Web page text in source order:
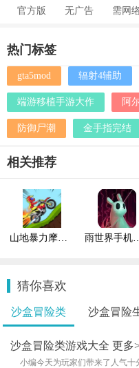
官方版
无广告 需网
热门标签
gta5mod 辐射4辅助
端游移植手游大作 阿
防御尸潮 金手指完结
相关推荐
山地暴力摩托达人 雨世界手
猜你喜欢
沙盒冒险类 沙盒冒险
沙盒冒险类游戏大全 更多
小编今天为玩家们带来了人气